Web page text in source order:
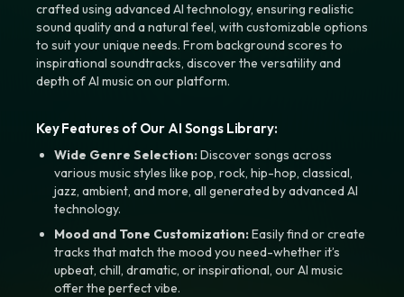
crafted using advanced AI technology, ensuring realistic
sound quality and a natural feel, with customizable options
to suit your unique needs. From background scores to
inspirational soundtracks, discover the versatility and
depth of AI music on our platform.
Key Features of Our AI Songs Library:
Wide Genre Selection:Discover songs across
various music styles like pop, rock, hip-hop, classical,
jazz, ambient, and more, all generated by advanced AI
technology.
Mood and Tone Customization:Easily find or create
tracks that match the mood you need-whether it’s
upbeat, chill, dramatic, or inspirational, our AI music
offer the perfect vibe.